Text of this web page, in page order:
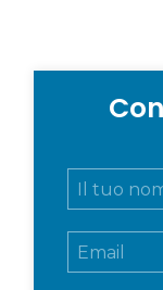
N
E
m